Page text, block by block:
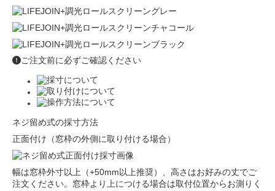
ご注文前に必ずご確認ください
ネジ留め式の採寸方法
正面付け（窓枠の外側に取り付ける場合）
幅は窓枠外寸以上（+50mm以上推奨）、高さはお好みの丈でご
注文ください。窓枠より上につける場合は取付位置からお測りく